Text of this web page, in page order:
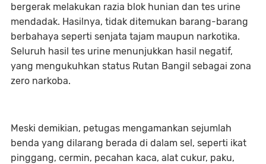
bergerak melakukan razia blok hunian dan tes urine
mendadak. Hasilnya, tidak ditemukan barang-barang
berbahaya seperti senjata tajam maupun narkotika.
Seluruh hasil tes urine menunjukkan hasil negatif,
yang mengukuhkan status Rutan Bangil sebagai zona
zero narkoba.
Meski demikian, petugas mengamankan sejumlah
benda yang dilarang berada di dalam sel, seperti ikat
pinggang, cermin, pecahan kaca, alat cukur, paku,